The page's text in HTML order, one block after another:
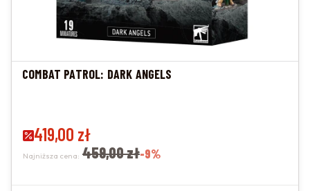
COMBAT PATROL: DARK ANGELS
Cena promocyjna
419,00 zł
Najniższa cena: 459,00 zł-9%